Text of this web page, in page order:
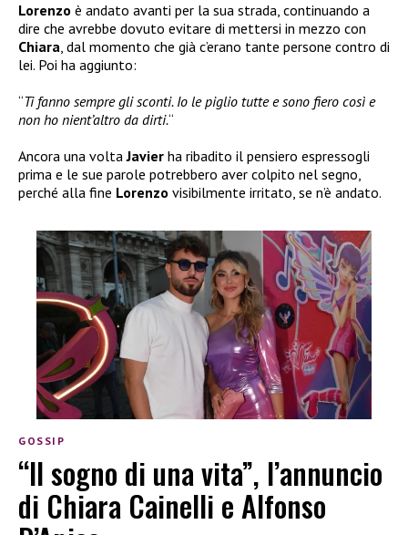
Lorenzo è andato avanti per la sua strada, continuando a
dire che avrebbe dovuto evitare di mettersi in mezzo con
Chiara, dal momento che già c’erano tante persone contro di
lei. Poi ha aggiunto:
“Ti fanno sempre gli sconti. Io le piglio tutte e sono fiero così e
non ho nient’altro da dirti.“
Ancora una voltaJavier ha ribadito il pensiero espressogli
prima e le sue parole potrebbero aver colpito nel segno,
perché alla fine Lorenzo visibilmente irritato, se n’è andato.
GOSSIP
“Il sogno di una vita”, l’annuncio
di Chiara Cainelli e Alfonso